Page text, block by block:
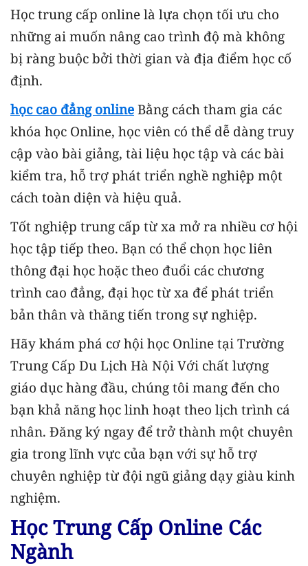
Học trung cấp online là lựa chọn tối ưu cho
những ai muốn nâng cao trình độ mà không
bị ràng buộc bởi thời gian và địa điểm học cố
định.
học cao đẳng online Bằng cách tham gia các
khóa học Online, học viên có thể dễ dàng truy
cập vào bài giảng, tài liệu học tập và các bài
kiểm tra, hỗ trợ phát triển nghề nghiệp một
cách toàn diện và hiệu quả.
Tốt nghiệp trung cấp từ xa mở ra nhiều cơ hội
học tập tiếp theo. Bạn có thể chọn học liên
thông đại học hoặc theo đuổi các chương
trình cao đẳng, đại học từ xa để phát triển
bản thân và thăng tiến trong sự nghiệp.
Hãy khám phá cơ hội học Online tại Trường
Trung Cấp Du Lịch Hà Nội Với chất lượng
giáo dục hàng đầu, chúng tôi mang đến cho
bạn khả năng học linh hoạt theo lịch trình cá
nhân. Đăng ký ngay để trở thành một chuyên
gia trong lĩnh vực của bạn với sự hỗ trợ
chuyên nghiệp từ đội ngũ giảng dạy giàu kinh
nghiệm.
Học Trung Cấp Online Các
Ngành